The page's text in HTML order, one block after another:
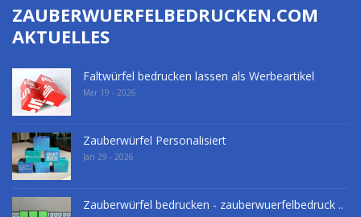
ZAUBERWUERFELBEDRUCKEN.COM
AKTUELLES
Faltwürfel bedrucken lassen als Werbeartikel
Mar 19 - 2026
Zauberwürfel Personalisiert
Jan 29 - 2026
Zauberwürfel bedrucken - zauberwuerfelbedruck ..